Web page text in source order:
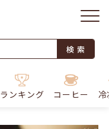
検 索
ランキング コーヒー